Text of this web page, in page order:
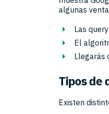
algunas
Las
El
Llegarás
Tipos de
Existen